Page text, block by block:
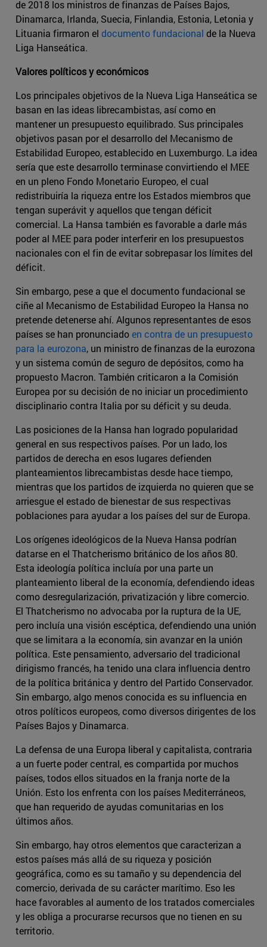
de 2018 los ministros de finanzas de Países Bajos,
Dinamarca, Irlanda, Suecia, Finlandia, Estonia, Letonia y
Lituania firmaron el documento fundacional de la Nueva
Liga Hanseática.
Valores políticos y económicos
Los principales objetivos de la Nueva Liga Hanseática se
basan en las ideas librecambistas, así como en
mantener un presupuesto equilibrado. Sus principales
objetivos pasan por el desarrollo del Mecanismo de
Estabilidad Europeo, establecido en Luxemburgo. La idea
sería que este desarrollo terminase convirtiendo el MEE
en un pleno Fondo Monetario Europeo, el cual
redistribuiría la riqueza entre los Estados miembros que
tengan superávit y aquellos que tengan déficit
comercial. La Hansa también es favorable a darle más
poder al MEE para poder interferir en los presupuestos
nacionales con el fin de evitar sobrepasar los límites del
déficit.
Sin embargo, pese a que el documento fundacional se
ciñe al Mecanismo de Estabilidad Europeo la Hansa no
pretende detenerse ahí. Algunos representantes de esos
países se han pronunciadoen contra de un presupuesto
para la eurozona, un ministro de finanzas de la eurozona
y un sistema común de seguro de depósitos, como ha
propuesto Macron. También criticaron a la Comisión
Europea por su decisión de no iniciar un procedimiento
disciplinario contra Italia por su déficit y su deuda.
Las posiciones de la Hansa han logrado popularidad
general en sus respectivos países. Por un lado, los
partidos de derecha en esos lugares defienden
planteamientos librecambistas desde hace tiempo,
mientras que los partidos de izquierda no quieren que se
arriesgue el estado de bienestar de sus respectivas
poblaciones para ayudar a los países del sur de Europa.
Los orígenes ideológicos de la Nueva Hansa podrían
datarse en el Thatcherismo británico de los años 80.
Esta ideología política incluía por una parte un
planteamiento liberal de la economía, defendiendo ideas
como desregularización, privatización y libre comercio.
El Thatcherismo no advocaba por la ruptura de la UE,
pero incluía una visión escéptica, defendiendo una unión
que se limitara a la economía, sin avanzar en la unión
política. Este pensamiento, adversario del tradicional
dirigismo francés, ha tenido una clara influencia dentro
de la política británica y dentro del Partido Conservador.
Sin embargo, algo menos conocida es su influencia en
otros políticos europeos, como diversos dirigentes de los
Países Bajos y Dinamarca.
La defensa de una Europa liberal y capitalista, contraria
a un fuerte poder central, es compartida por muchos
países, todos ellos situados en la franja norte de la
Unión. Esto los enfrenta con los países Mediterráneos,
que han requerido de ayudas comunitarias en los
últimos años.
Sin embargo, hay otros elementos que caracterizan a
estos países más allá de su riqueza y posición
geográfica, como es su tamaño y su dependencia del
comercio, derivada de su carácter marítimo. Eso les
hace favorables al aumento de los tratados comerciales
y les obliga a procurarse recursos que no tienen en su
territorio.